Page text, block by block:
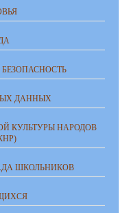
ДАННЫХ
КУЛЬТУРЫ НАРОДОВ
ШКОЛЬНИКОВ